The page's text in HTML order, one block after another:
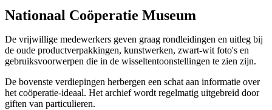
Nationaal Coöperatie Museum
De vrijwillige medewerkers geven graag rondleidingen en uitleg bij
de oude productverpakkingen, kunstwerken, zwart-wit foto's en
gebruiksvoorwerpen die in de wisseltentoonstellingen te zien zijn.
De bovenste verdiepingen herbergen een schat aan informatie over
het coöperatie-ideaal. Het archief wordt regelmatig uitgebreid door
giften van particulieren.